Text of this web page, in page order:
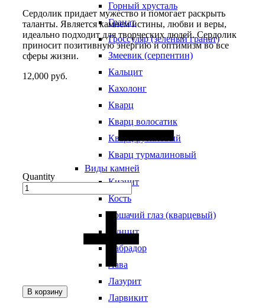
Горный хрусталь
Гранат
Гроссуляр (зеленый гранат)
Змеевик (серпентин)
Кальцит
Кахолонг
Кварц
Кварц волосатик
Кварц рутиловый
Кварц турмалиновый
Виды камней
Кианит
Кость
Кошачий глаз (кварцевый)
Кунцит
Лабрадор
Лава
Лазурит
Ларвикит
Сердолик придает мужество и помогает раскрыть
таланты. Является камнем истины, любви и веры,
идеально подходит для творческих людей. Сердолик
приносит позитивную энергию и оптимизм во все
сферы жизни.
12,000 руб.
Quantity
В корзину